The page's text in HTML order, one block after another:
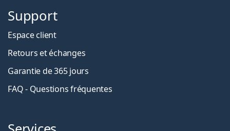
Support
Espace client
Retours et échanges
Garantie de 365 jours
FAQ - Questions fréquentes